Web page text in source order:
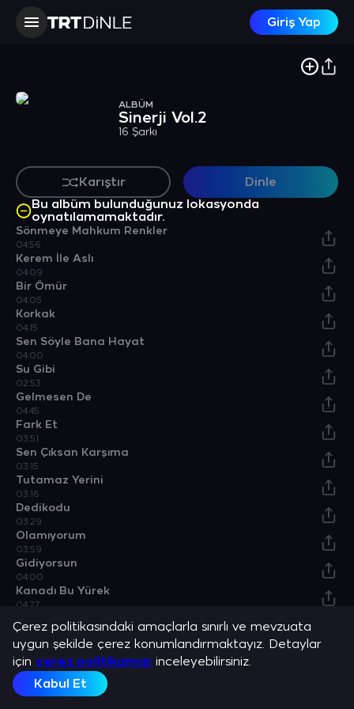
Giriş Yap
ALBÜM
Sinerji Vol.2
16 Şarkı
Karıştır
Dinle
Bu albüm bulunduğunuz lokasyonda
oynatılamamaktadır.
Sönmeye Mahkum Renkler
04:56
Kerem İle Aslı
04:09
Bir Ömür
04:05
Korkak
04:15
Sen Söyle Bana Hayat
04:00
Su Gibi
02:53
Gelmesen De
04:45
Fark Et
03:51
Sen Çıksan Karşıma
03:15
Tutamaz Yerini
03:16
Dedikodu
03:29
Olamıyorum
03:59
Gidiyorsun
04:00
Kanadı Bu Yürek
04:27
Özel Bir Neden
04:37
Bossa Night
04:40
Çerez politikasındaki amaçlarla sınırlı ve mevzuata
uygun şekilde çerez konumlandırmaktayız. Detaylar
için çerez politikamızı inceleyebilirsiniz.
Kabul Et